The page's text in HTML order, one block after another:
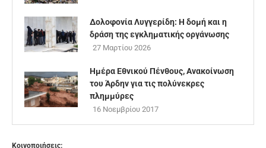
Δολοφονία Λυγγερίδη: Η δομή και η
δράση της εγκληματικής οργάνωσης
27 Μαρτίου 2026
Ημέρα Εθνικού Πένθους, Ανακοίνωση
του Άρδην για τις πολύνεκρες
πλημμύρες
16 Νοεμβρίου 2017
Κοινοποιήσεις: